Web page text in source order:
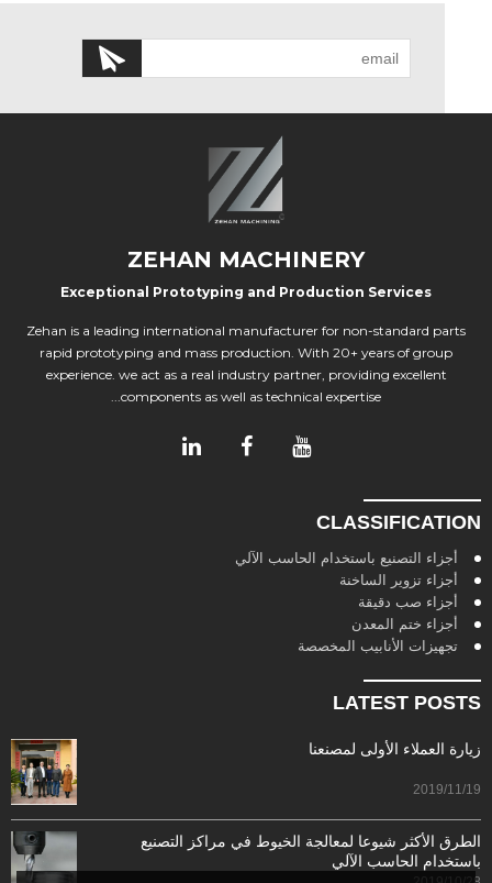
ZEHAN MACHINERY
Exceptional Prototyping and Production Services
Zehan is a leading international manufacturer for non-standard parts
rapid prototyping and mass production. With 20+ years of group
experience. we act as a real industry partner, providing excellent
components as well as technical expertise...
CLASSIFICATION
أجزاء التصنيع باستخدام الحاسب الآلي
أجزاء تزوير الساخنة
أجزاء صب دقيقة
أجزاء ختم المعدن
تجهيزات الأنابيب المخصصة
LATEST POSTS
زيارة العملاء الأولى لمصنعنا
2019/11/19
الطرق الأكثر شيوعا لمعالجة الخيوط في مراكز التصنيع
باستخدام الحاسب الآلي